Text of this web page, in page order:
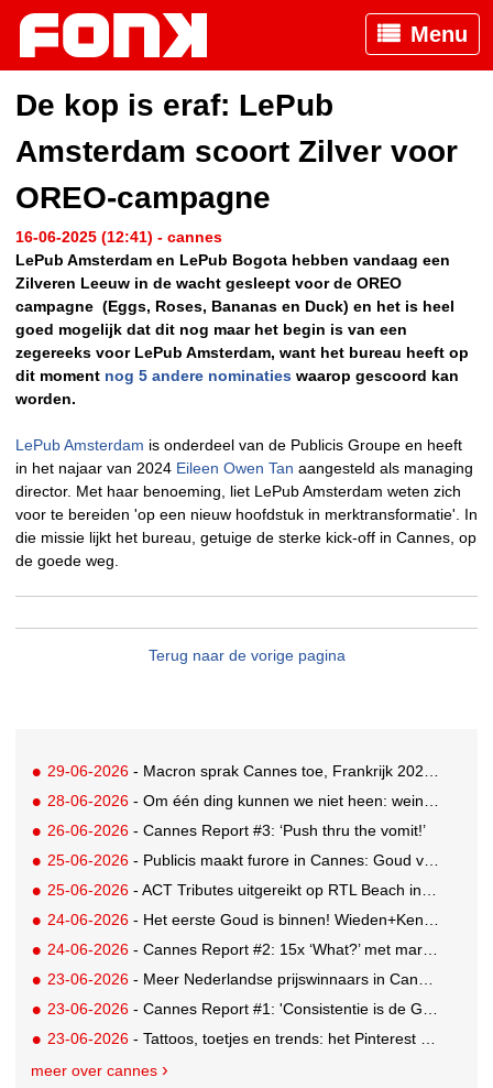
Menu
De kop is eraf: LePub
Amsterdam scoort Zilver voor
OREO-campagne
16-06-2025 (12:41) - cannes
LePub Amsterdam en LePub Bogota hebben vandaag een
Zilveren Leeuw in de wacht gesleept voor de OREO
campagne (Eggs, Roses, Bananas en Duck) en het is heel
goed mogelijk dat dit nog maar het begin is van een
zegereeks voor LePub Amsterdam, want het bureau heeft op
dit moment nog 5 andere nominaties waarop gescoord kan
worden.
LePub Amsterdam is onderdeel van de Publicis Groupe en heeft
in het najaar van 2024 Eileen Owen Tan aangesteld als managing
director. Met haar benoeming, liet LePub Amsterdam weten zich
voor te bereiden 'op een nieuw hoofdstuk in merktransformatie'. In
die missie lijkt het bureau, getuige de sterke kick-off in Cannes, op
de goede weg.
Terug naar de vorige pagina
29-06-2026 - Macron sprak Cannes toe, Frankrijk 2026 Creative Country of the Year
28-06-2026 - Om één ding kunnen we niet heen: weinig awards voor Nederland in drukbezocht Cannes
26-06-2026 - Cannes Report #3: ‘Push thru the vomit!’
25-06-2026 - Publicis maakt furore in Cannes: Goud voor Renault-campagne
25-06-2026 - ACT Tributes uitgereikt op RTL Beach in Cannes
24-06-2026 - Het eerste Goud is binnen! Wieden+Kennedy glanst met LEGO-campagne
24-06-2026 - Cannes Report #2: 15x ‘What?’ met marketing-enfant terrible Andrew Tindall
23-06-2026 - Meer Nederlandse prijswinnaars in Cannes: Brons en Zilver voor GUT
23-06-2026 - Cannes Report #1: 'Consistentie is de GOAT'
23-06-2026 - Tattoos, toetjes en trends: het Pinterest Manifestival zet inspiratie om in iets tastbaars
meer over cannes